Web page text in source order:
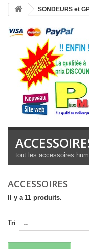
SONDEURS et
tout les accessoires
ACCESSOIRES
Il y a 11 produits.
Tri